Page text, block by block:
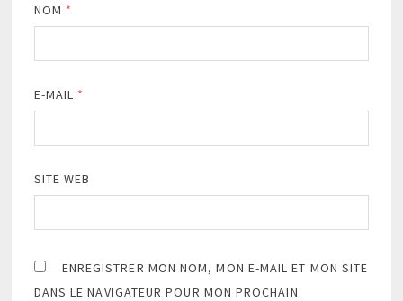
NOM *
E-MAIL *
SITE WEB
ENREGISTRER MON NOM, MON E-MAIL ET MON SITE
DANS LE NAVIGATEUR POUR MON PROCHAIN